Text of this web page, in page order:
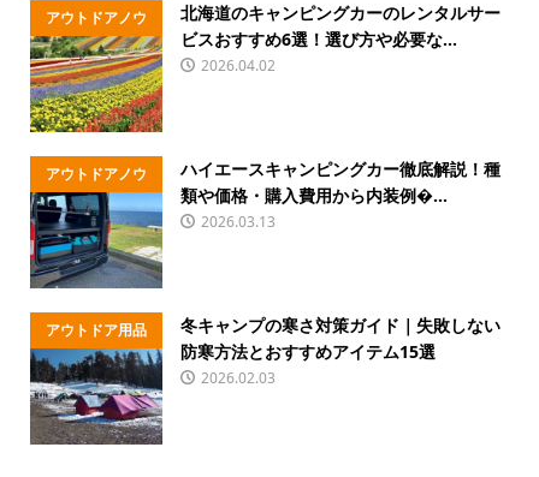
アウトドアノウ
ハウ
北海道のキャンピングカーのレンタルサー
ビスおすすめ6選！選び方や必要な...
2026.04.02
アウトドアノウ
ハウ
ハイエースキャンピングカー徹底解説！種
類や価格・購入費用から内装例�...
2026.03.13
アウトドア用品
冬キャンプの寒さ対策ガイド｜失敗しない
防寒方法とおすすめアイテム15選
2026.02.03